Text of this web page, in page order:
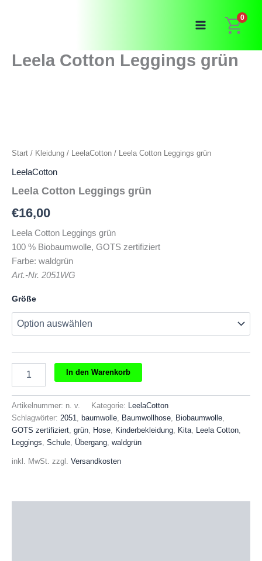
0
Leela Cotton Leggings grün
Start / Kleidung / LeelaCotton / Leela Cotton Leggings grün
LeelaCotton
Leela Cotton Leggings grün
€16,00
Leela Cotton Leggings grün
100 % Biobaumwolle, GOTS zertifiziert
Farbe: waldgrün
Art.-Nr. 2051WG
Größe
Cotton
grün
Menge
In den Warenkorb
Artikelnummer: n. v. Kategorie: LeelaCotton
Schlagwörter: 2051, baumwolle, Baumwollhose, Biobaumwolle,
GOTS zertifiziert, grün, Hose, Kinderbekleidung, Kita, Leela Cotton,
Leggings, Schule, Übergang, waldgrün
inkl. MwSt. zzgl. Versandkosten